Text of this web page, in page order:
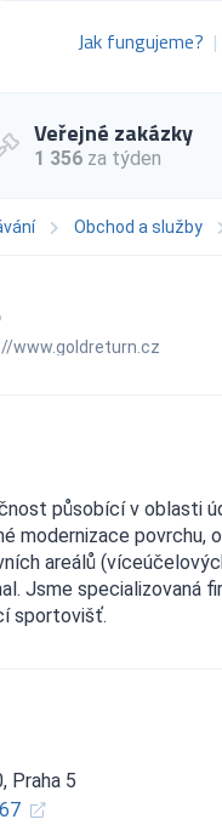
Jak fungujeme?
Veřejné zakázky
1 356 za týden
Obchod a služby
www.goldreturn.cz
působící v oblasti
modernizace
areálů
Jsme specializovaná
sportovišť.
Praha 5